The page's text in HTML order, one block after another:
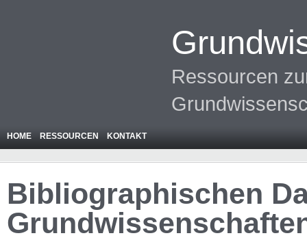
Ressourcen
HOME RESSOURCEN KONTAKT
Bibliographischen